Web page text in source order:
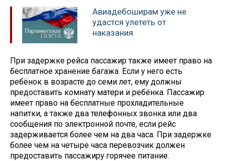
Авиадебоширам уже не
удастся улететь от
наказания
При задержке рейса пассажир также имеет право на
бесплатное хранение багажа. Если у него есть
ребёнок в возрасте до семи лет, ему должны
предоставить комнату матери и ребёнка. Пассажир
имеет право на бесплатные прохладительные
напитки, а также два телефонных звонка или два
сообщения по электронной почте, если рейс
задерживается более чем на два часа. При задержке
более чем на четыре часа перевозчик должен
предоставить пассажиру горячее питание.